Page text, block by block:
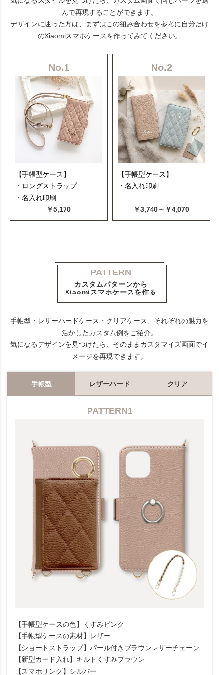
んで再現することができます。
デザインに迷った方は、まずはこの組み合わせを参考に自分だけ
のXiaomiスマホケースを作ってみてください。
No.1
【手帳型ケース】
・ロングストラップ
・名入れ印刷
￥5,170
No.2
【手帳型ケース】
・名入れ印刷
￥3,740～￥4,070
PATTERN
カスタムパターンから
Xiaomiスマホケースを作る
手帳型・レザーハードケース・クリアケース、それぞれの魅力を
活かしたカスタム例をご紹介。
気になるデザインを見つけたら、そのままカスタマイズ画面でイ
メージを再現できます。
手帳型 レザーハード クリア
PATTERN1
【手帳型ケースの色】くすみピンク
【手帳型ケースの素材】レザー
【ショートストラップ】パール付きブラウンレザーチェーン
【新型カード入れ】キルトくすみブラウン
【スマホリング】シルバー